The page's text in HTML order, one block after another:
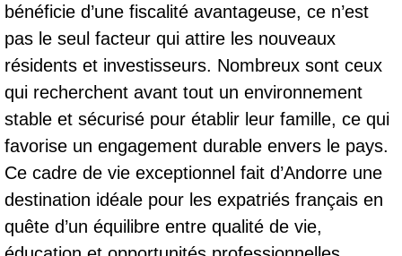
bénéficie d’une fiscalité avantageuse, ce n’est
pas le seul facteur qui attire les nouveaux
résidents et investisseurs. Nombreux sont ceux
qui recherchent avant tout un environnement
stable et sécurisé pour établir leur famille, ce qui
favorise un engagement durable envers le pays.
Ce cadre de vie exceptionnel fait d’Andorre une
destination idéale pour les expatriés français en
quête d’un équilibre entre qualité de vie,